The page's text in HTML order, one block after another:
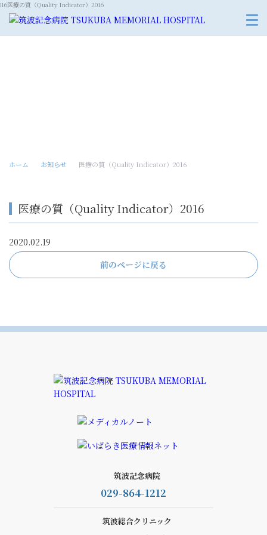
医療の質（Quality Indicator）2016
ホーム お知らせ 医療の質（Quality Indicator）2016
医療の質（Quality Indicator）2016
2020.02.19
前のページに戻る
筑波記念病院
029-864-1212
筑波総合クリニック